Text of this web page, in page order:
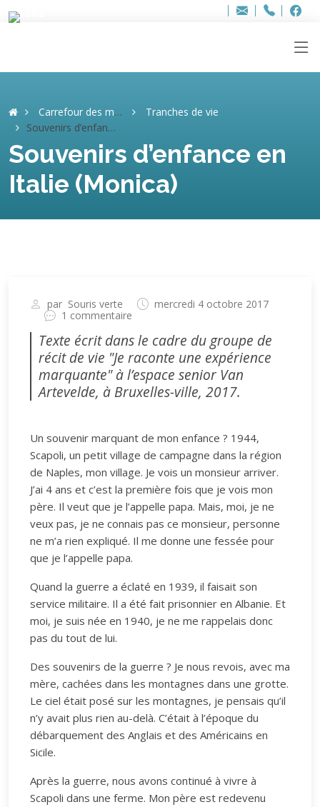
Adresse
info..hâthe..
Tel.
Tel.
Carrefour des mémoires
Tranches de vie
Souvenirs d’enfance en Italie (Monica)
Souvenirs d’enfance en
Italie (Monica)
par Souris verte
mercredi 4 octobre 2017
1 commentaire
Texte écrit dans le cadre du groupe de
récit de vie "Je raconte une expérience
marquante" à l’espace senior Van
Artevelde, à Bruxelles-ville, 2017.
Un souvenir marquant de mon enfance ? 1944,
Scapoli, un petit village de campagne dans la région
de Naples, mon village. Je vois un monsieur arriver.
J’ai 4 ans et c’est la première fois que je vois mon
père. Il veut que je l’appelle papa. Mais, moi, je ne
veux pas, je ne connais pas ce monsieur, personne
ne m’a rien expliqué. Il me donne une fessée pour
que je l’appelle papa.
Quand la guerre a éclaté en 1939, il faisait son
service militaire. Il a été fait prisonnier en Albanie. Et
moi, je suis née en 1940, je ne me rappelais donc
pas du tout de lui.
Des souvenirs de la guerre ? Je nous revois, avec ma
mère, cachées dans les montagnes dans une grotte.
Le ciel était posé sur les montagnes, je pensais qu’il
n’y avait plus rien au-delà. C’était à l’époque du
débarquement des Anglais et des Américains en
Sicile.
Après la guerre, nous avons continué à vivre à
Scapoli dans une ferme. Mon père est redevenu